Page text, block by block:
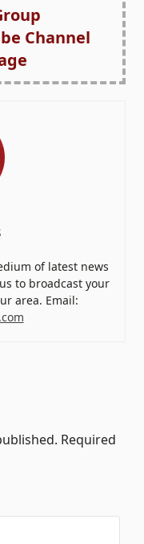
Channel
of latest news
to broadcast your
area. Email:
Required